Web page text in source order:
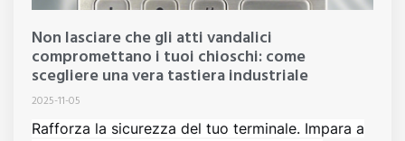
Non lasciare che gli atti vandalici
compromettano i tuoi chioschi: come
scegliere una vera tastiera industriale
2025-11-05
Rafforza la sicurezza del tuo terminale. Impara a